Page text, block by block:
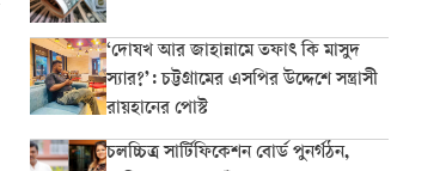
‘দোযখ আর জাহান্নামে তফাৎ কি মাসুদ
স্যার?’: চট্টগ্রামের এসপির উদ্দেশে সন্ত্রাসী
রায়হানের পোস্ট
চলচ্চিত্র সার্টিফিকেশন বোর্ড পুনর্গঠন,